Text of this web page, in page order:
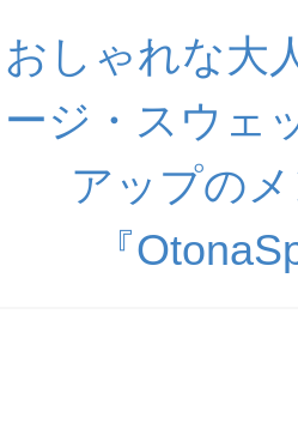
おしゃれな大
ージ・スウェ
アップの
『